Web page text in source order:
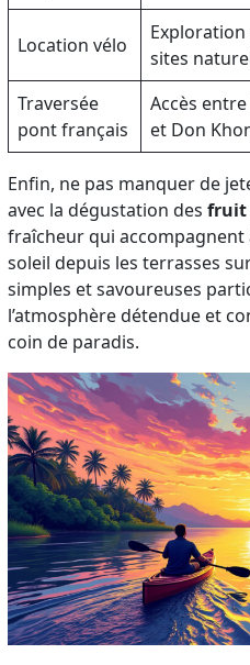
Location vélo
Exploration
sites
Traversée
pont français
Accès
et Don
Enfin, ne pas manquer de
avec la dégustation desfruit
fraîcheur qui accompagnent
soleil depuis les terrasses
simples et savoureuses
l’atmosphère détendue et
coin de paradis.